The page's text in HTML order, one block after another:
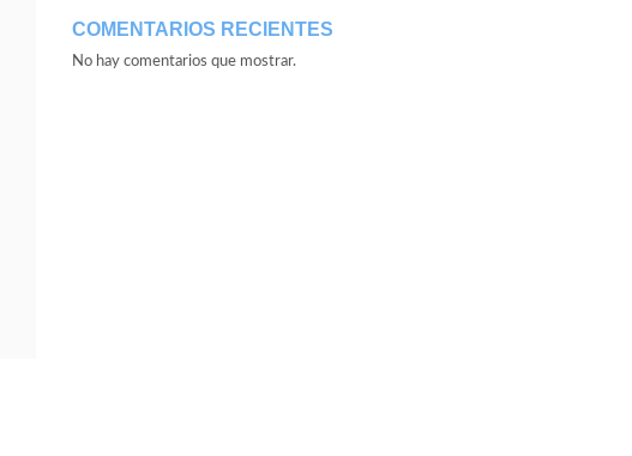
COMENTARIOS RECIENTES
No hay comentarios que mostrar.